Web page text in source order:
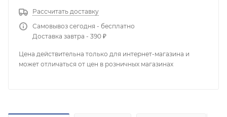
Рассчитать доставку
Самовывоз сегодня - бесплатно
Доставка завтра - 390 ₽
Цена действительна только для интернет-магазина и
может отличаться от цен в розничных магазинах